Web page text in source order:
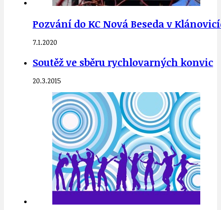
Pozvání do KC Nová Beseda v
7.1.2020
Soutěž ve sběru rychlovarných konvic
20.3.2015